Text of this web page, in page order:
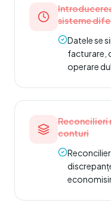
sisteme
Datele se
facturare,
operare
Reconcilieri
conturi